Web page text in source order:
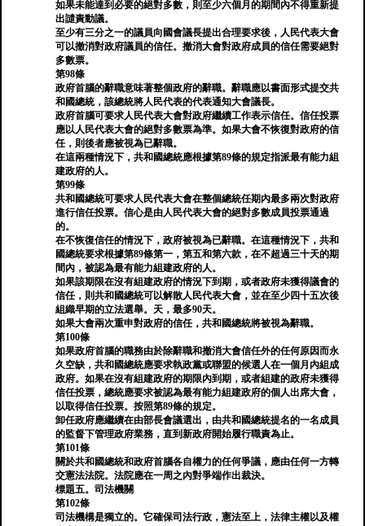
如果未能達到必要的絕對多數，則至少六個月的期間內不得重新提
出譴責動議。
至少有三分之一的議員向國會議長提出合理要求後，人民代表大會
可以撤消對政府議員的信任。撤消大會對政府成員的信任需要絕對
多數票。
第98條
政府首腦的辭職意味著整個政府的辭職。辭職應以書面形式提交共
和國總統，該總統將人民代表的代表通知大會議長。
政府首腦可要求人民代表大會對政府繼續工作表示信任。信任投票
應以人民代表大會的絕對多數票為準。如果大會不恢復對政府的信
任，則後者應被視為已辭職。
在這兩種情況下，共和國總統應根據第89條的規定指派最有能力組
建政府的人。
第99條
共和國總統可要求人民代表大會在整個總統任期內最多兩次對政府
進行信任投票。信心是由人民代表大會的絕對多數成員投票通過
的。
在不恢復信任的情況下，政府被視為已辭職。在這種情況下，共和
國總統要求根據第89條第一，第五和第六款，在不超過三十天的期
間內，被認為最有能力組建政府的人。
如果該期限在沒有組建政府的情況下到期，或者政府未獲得議會的
信任，則共和國總統可以解散人民代表大會，並在至少四十五次後
組織早期的立法選舉。天，最多90天。
如果大會兩次重申對政府的信任，共和國總統將被視為辭職。
第100條
如果政府首腦的職務由於除辭職和撤消大會信任外的任何原因而永
久空缺，共和國總統應要求執政黨或聯盟的候選人在一個月內組成
政府。如果在沒有組建政府的期限內到期，或者組建的政府未獲得
信任投票，總統應要求被認為最有能力組建政府的個人出席大會，
以取得信任投票。按照第89條的規定。
卸任政府應繼續在由部長會議選出，由共和國總統提名的一名成員
的監督下管理政府業務，直到新政府開始履行職責為止。
第101條
關於共和國總統和政府首腦各自權力的任何爭議，應由任何一方轉
交憲法法院。法院應在一周之內對爭端作出裁決。
標題五。司法機關
第102條
司法機構是獨立的。它確保司法行政，憲法至上，法律主權以及權